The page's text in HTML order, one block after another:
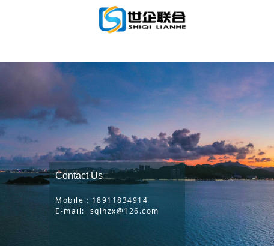
Contact Us
Mobile：18911834914
E-mail: sqlhzx@126.com